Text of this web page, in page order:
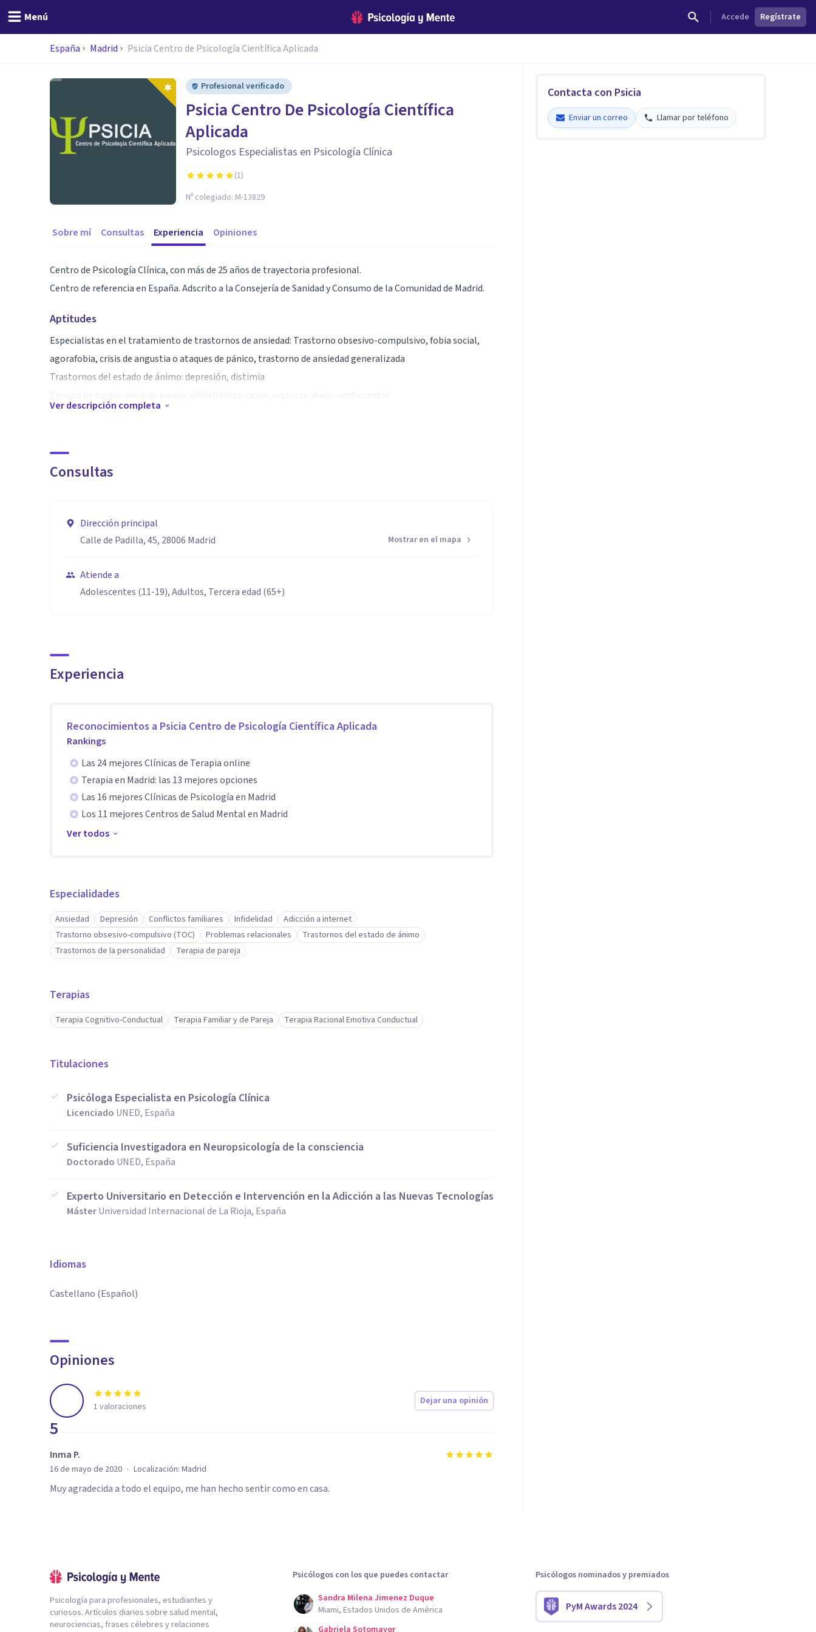
Menú Accede Regístrate
España Madrid Psicia Centro de Psicología Científica Aplicada
Profesional verificado
Psicia Centro De Psicología Científica
Aplicada
Psicologos Especialistas en Psicología Clínica
(1)
Nº colegiado: M-13829
Sobre mí Consultas Experiencia Opiniones
Centro de Psicología Clínica, con más de 25 años de trayectoria profesional.
Centro de referencia en España. Adscrito a la Consejería de Sanidad y Consumo de la Comunidad de Madrid.
Aptitudes
Especialistas en el tratamiento de trastornos de ansiedad: Trastorno obsesivo-compulsivo, fobia social,
agorafobia, crisis de angustia o ataques de pánico, trastorno de ansiedad generalizada
Trastornos del estado de ánimo: depresión, distimia
Intervención en adicción a las Nuevas Tecnologías (adicción a videojuegos, internet...)
Ver descripción completa
Consultas
Dirección principal
Calle de Padilla, 45, 28006 Madrid
Mostrar en el mapa
Atiende a
Adolescentes (11-19), Adultos, Tercera edad (65+)
Experiencia
Reconocimientos a Psicia Centro de Psicología Científica Aplicada
Rankings
Las 24 mejores Clínicas de Terapia online
Terapia en Madrid: las 13 mejores opciones
Las 16 mejores Clínicas de Psicología en Madrid
Los 11 mejores Centros de Salud Mental en Madrid
Ver todos
Especialidades
Ansiedad Depresión Conflictos familiares Infidelidad
Adicción a internet
Trastorno obsesivo-compulsivo (TOC)
Problemas relacionales
Trastornos del estado de ánimo
Trastornos de la personalidad
Terapia de pareja
Terapias
Terapia Cognitivo-Conductual Terapia Familiar y de Pareja Terapia Racional Emotiva Conductual
Titulaciones
Psicóloga Especialista en Psicología Clínica
Licenciado UNED, España
Suficiencia Investigadora en Neuropsicología de la consciencia
Doctorado UNED, España
Experto Universitario en Detección e Intervención en la Adicción a las Nuevas Tecnologías
MásterUniversidad Internacional de La Rioja, España
Idiomas
Castellano (Español)
Opiniones
5
1 valoraciones Dejar una opinión
Inma P.
16 de mayo de 2020 · Localización: Madrid
Muy agradecida a todo el equipo, me han hecho sentir como en casa.
Contacta con Psicia
Enviar un correo Llamar por teléfono
Psicología para profesionales, estudiantes y
curiosos. Artículos diarios sobre salud mental,
neurociencias, frases célebres y relaciones
Psicólogos con los que puedes contactar
Sandra Milena Jimenez Duque
Miami, Estados Unidos de América
Gabriela Sotomayor
Psicólogos nominados y premiados
PyM Awards 2024